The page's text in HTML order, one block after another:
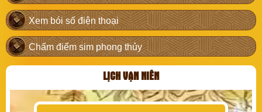
Xem bói số điện thoại
Chấm điểm sim phong thủy
LỊCH VẠN NIÊN